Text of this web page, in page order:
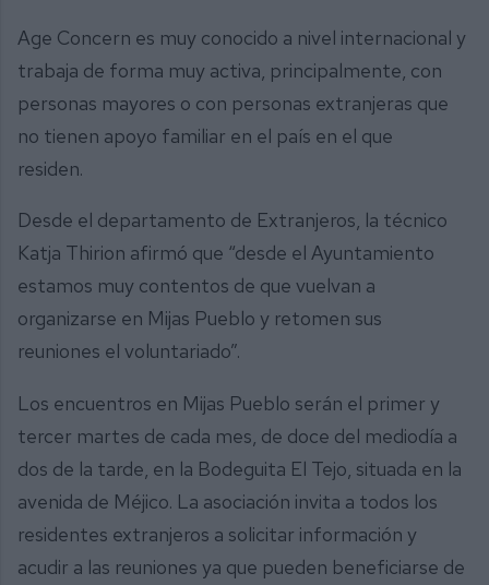
Age Concern es muy conocido a nivel internacional y
trabaja de forma muy activa, principalmente, con
personas mayores o con personas extranjeras que
no tienen apoyo familiar en el país en el que
residen.
Desde el departamento de Extranjeros, la técnico
Katja Thirion afirmó que “desde el Ayuntamiento
estamos muy contentos de que vuelvan a
organizarse en Mijas Pueblo y retomen sus
reuniones el voluntariado”.
Los encuentros en Mijas Pueblo serán el primer y
tercer martes de cada mes, de doce del mediodía a
dos de la tarde, en la Bodeguita El Tejo, situada en la
avenida de Méjico. La asociación invita a todos los
residentes extranjeros a solicitar información y
acudir a las reuniones ya que pueden beneficiarse de